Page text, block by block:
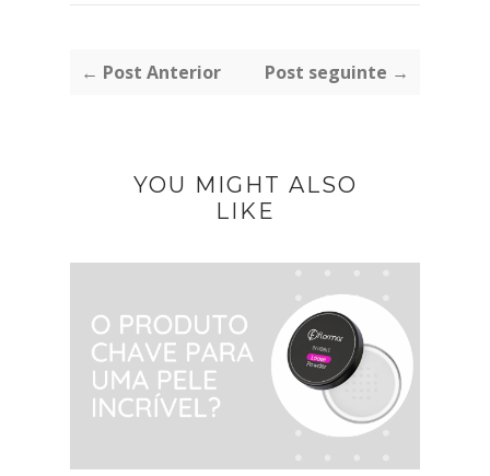
← Post Anterior Post seguinte →
YOU MIGHT ALSO
LIKE